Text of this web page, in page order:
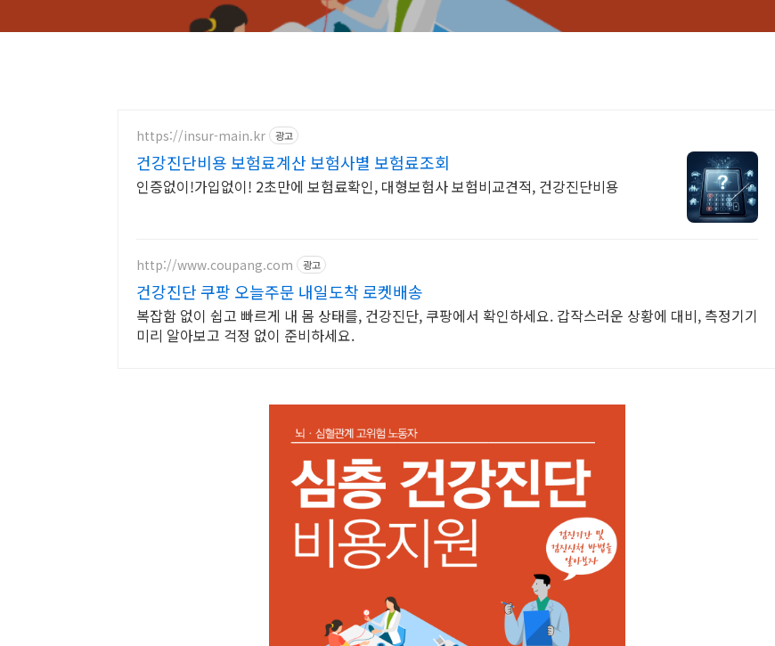
https://insur-main.kr 광고
건강진단비용 보험료계산 보험사별 보험료조회
인증없이!가입없이! 2초만에 보험료확인, 대형보험사 보험비교견적, 건강진단비용
http://www.coupang.com 광고
건강진단 쿠팡 오늘주문 내일도착 로켓배송
복잡함 없이 쉽고 빠르게 내 몸 상태를, 건강진단, 쿠팡에서 확인하세요. 갑작스러운 상황에 대비, 측정기기
미리 알아보고 걱정 없이 준비하세요.